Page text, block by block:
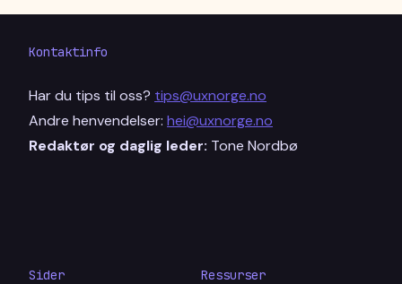
Kontaktinfo
Har du tips til oss? tips@uxnorge.no
Andre henvendelser: hei@uxnorge.no
Redaktør og daglig leder: Tone Nordbø
Sider Ressurser